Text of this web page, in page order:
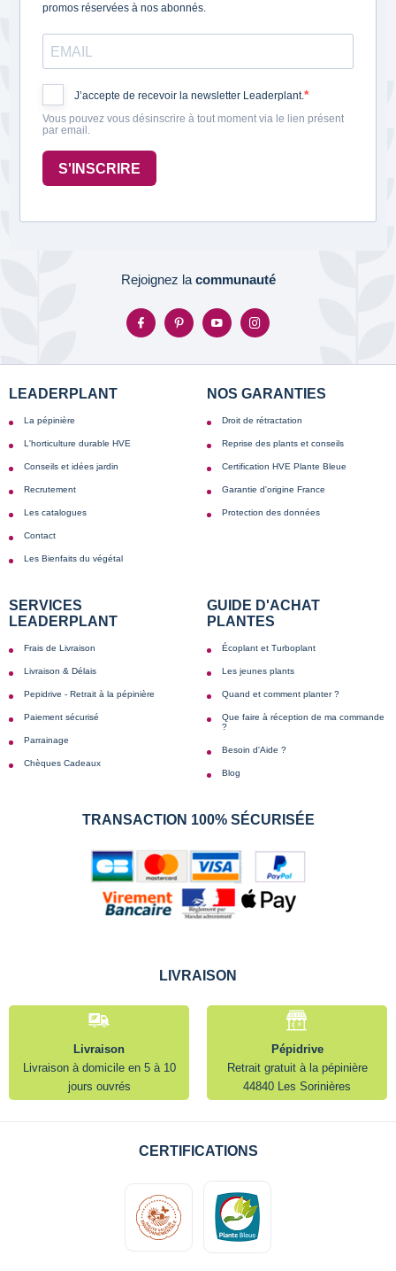
promos réservées à nos abonnés.
J’accepte de recevoir la newsletter Leaderplant.
Vous pouvez vous désinscrire à tout moment via le lien présent
par email.
S'INSCRIRE
Rejoignez la communauté
LEADERPLANT
La pépinière
L'horticulture durable HVE
Conseils et idées jardin
Recrutement
Les catalogues
Contact
Les Bienfaits du végétal
NOS GARANTIES
Droit de rétractation
Reprise des plants et conseils
Certification HVE Plante Bleue
Garantie d'origine France
Protection des données
SERVICES
LEADERPLANT
Frais de Livraison
Livraison & Délais
Pepidrive - Retrait à la pépinière
Paiement sécurisé
Parrainage
Chèques Cadeaux
GUIDE D'ACHAT
PLANTES
Écoplant et Turboplant
Les jeunes plants
Quand et comment planter ?
Que faire à réception de ma commande
?
Besoin d'Aide ?
Blog
TRANSACTION 100% SÉCURISÉE
LIVRAISON
Livraison
Livraison à domicile en 5 à 10
jours ouvrés
Pépidrive
Retrait gratuit à la pépinière
44840 Les Sorinières
CERTIFICATIONS